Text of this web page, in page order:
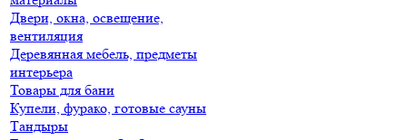
Двери, окна, освещение,
вентиляция
Деревянная мебель, предметы
интерьера
Товары для бани
Купели, фурако, готовые сауны
Тандыры